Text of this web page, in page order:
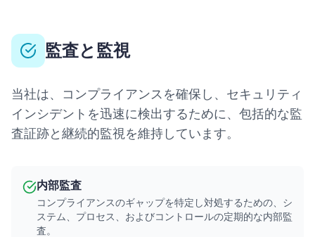
監査と監視
当社は、コンプライアンスを確保し、セキュリティ
インシデントを迅速に検出するために、包括的な監
査証跡と継続的監視を維持しています。
内部監査
コンプライアンスのギャップを特定し対処するための、シ
ステム、プロセス、およびコントロールの定期的な内部監
査。